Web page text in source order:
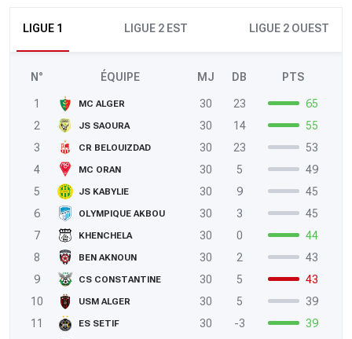
LIGUE 1 LIGUE 2 EST LIGUE 2 OUEST
N° ÉQUIPE MJ DB PTS
1 MC ALGER 30 23
65
2
JS SAOURA 30 14
55
3
CR BELOUIZDAD 30 23
53
4
MC ORAN 30 5
49
5
JS KABYLIE 30 9
45
6
OLYMPIQUE AKBOU 30 3
45
7
KHENCHELA 30 0
44
8
BEN AKNOUN 30 2
43
9
CS CONSTANTINE 30 5
43
10
USM ALGER 30 5
39
11
ES SETIF 30 -3
39